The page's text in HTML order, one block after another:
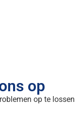
op
op te lossen